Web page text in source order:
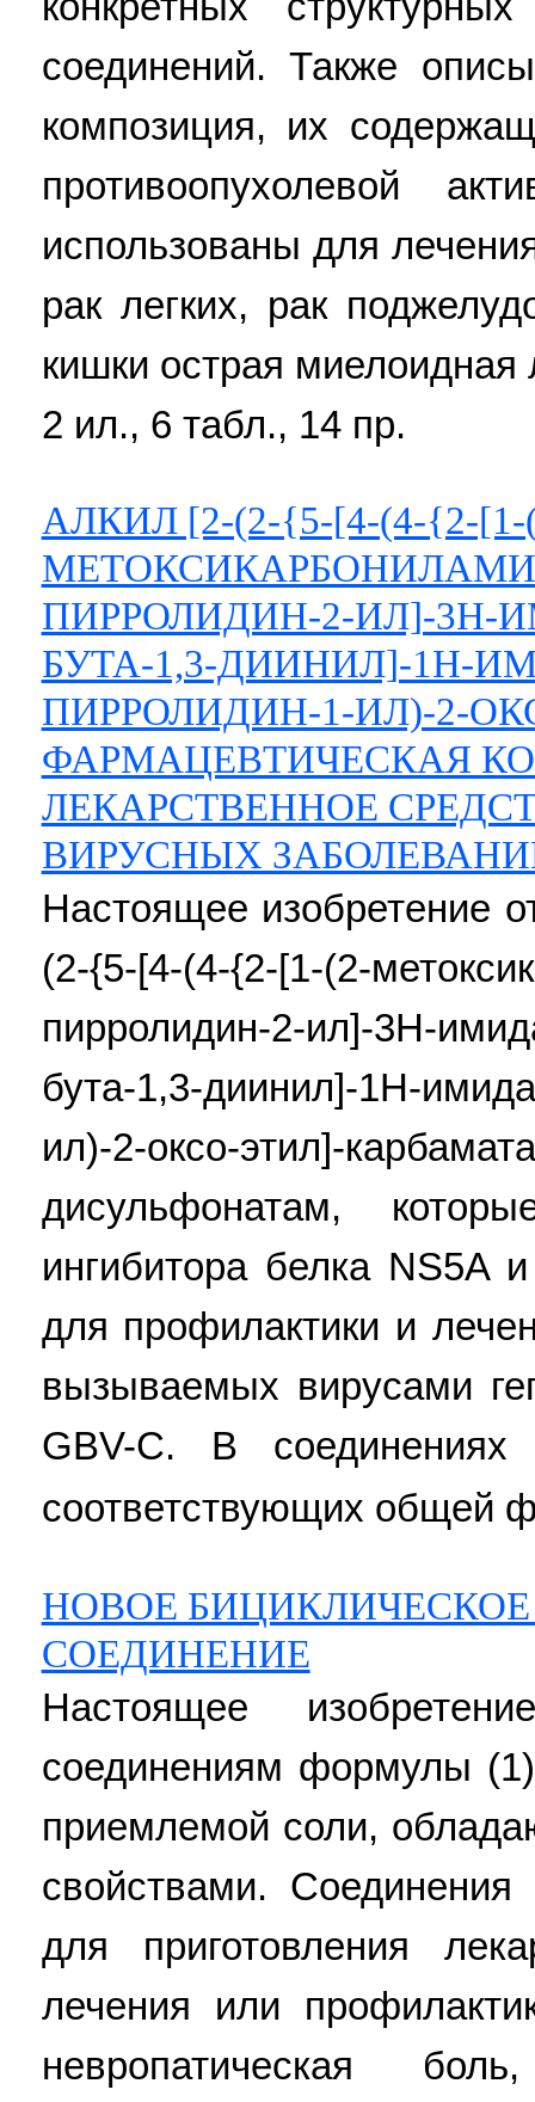
соединений. Также
композиция, их
противоопухолевой
использованы для
рак легких, рак
кишки острая
2 ил., 6 табл., 14 пр.
АЛКИЛ [2-(2-{5-[4-(4-{2-[1-
ПИРРОЛИДИН-2-ИЛ]-3Н-
БУТА-1,3-ДИИНИЛ]-1Н-
ПИРРОЛИДИН-1-ИЛ)-2-
ФАРМАЦЕВТИЧЕСКАЯ
ЛЕКАРСТВЕННОЕ
ВИРУСНЫХ
Настоящее изобретение
(2-{5-[4-(4-{2-[1-(2-
пирролидин-2-ил]-3Н-
бута-1,3-диинил]-1Н-
ил)-2-оксо-этил]-
дисульфонатам,
ингибитора белка NS5A
для профилактики и
вызываемых вирусами
GBV-C. В соединениях
соответствующих общей
НОВОЕ
СОЕДИНЕНИЕ
Настоящее
соединениям формулы
приемлемой соли,
свойствами.
для приготовления
лечения или
невропатическая